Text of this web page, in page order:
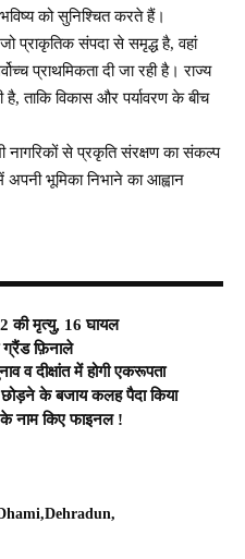
को सुनिश्चित करते हैं।
प्राकृतिक संपदा से समृद्ध है, वहां
प्राथमिकता दी जा रही है। राज्य
ताकि विकास और पर्यावरण के बीच
नागरिकों से प्रकृति संरक्षण का संकल्प
भूमिका निभाने का आह्वान
की मृत्यु, 16 घायल
ग्रैंड फ़िनाले
व दीक्षांत में होगी एकरूपता
छोड़ने के बजाय कलह पैदा किया
के नाम किए फाइनल !
Dehradun